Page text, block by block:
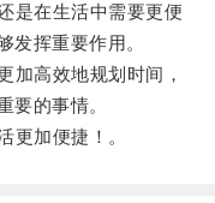
在生活中需要更便
发挥重要作用。
高效地规划时间，
要的事情。
加便捷！。